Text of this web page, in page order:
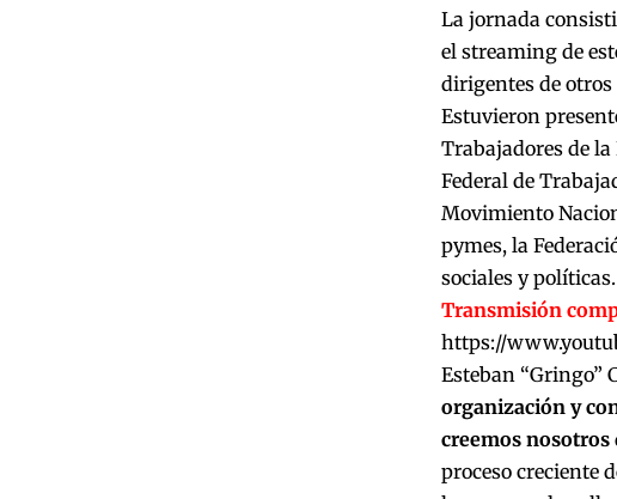
La jornada
el streaming de
dirigentes de otros
Estuvieron
Trabajadores de
Federal de
Movimiento
pymes, la
sociales y políticas.
Transmisión
https://
Esteban “Gringo”
organización y
creemos nosotros
proceso creciente